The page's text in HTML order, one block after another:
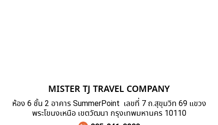
MISTER TJ TRAVEL COMPANY
ห้อง 6 ชั้น 2 อาคาร SummerPoint เลขที่ 7 ถ.สุขุมวิท 69 แขวง
พระโขนงเหนือ เขตวัฒนา กรุงเทพมหานคร 10110